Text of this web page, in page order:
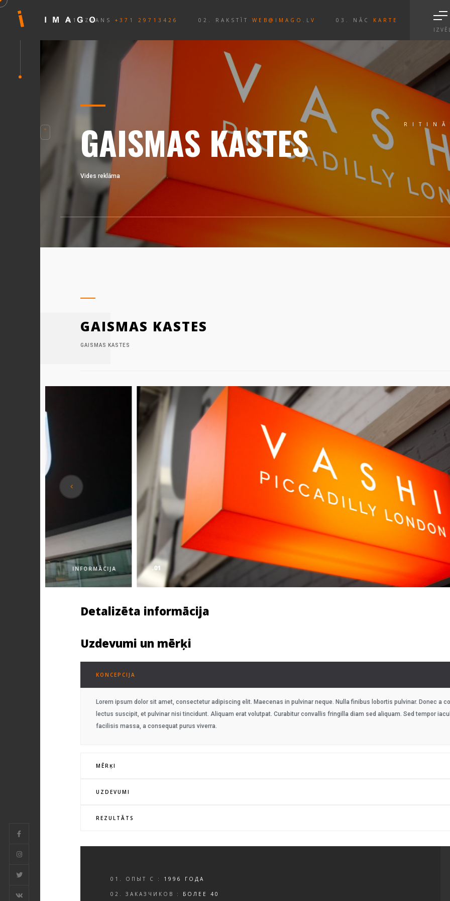
01. ZVANS +371 29713426 02. RAKSTĪT WEB@IMAGO.LV 03. NĀC KARTE
RITINĀT UZ LEJU
GAISMAS KASTES
Vides reklāma
GAISMAS KASTES
GAISMAS KASTES
INFORMĀCIJA .01
Detalizēta informācija
Uzdevumi un mērķi
KONCEPCIJA
Lorem ipsum dolor sit amet, consectetur adipiscing elit. Maecenas in pulvinar neque. Nulla finibus lobortis pulvinar. Donec a
lectus suscipit, et pulvinar nisi tincidunt. Aliquam erat volutpat. Curabitur convallis fringilla diam sed aliquam. Sed tempor
facilisis massa, a consequat purus viverra.
MĒRĶI
UZDEVUMI
REZULTĀTS
01. ОПЫТ С : 1996 ГОДА
02. ЗАКАЗЧИКОВ : БОЛЕЕ 40